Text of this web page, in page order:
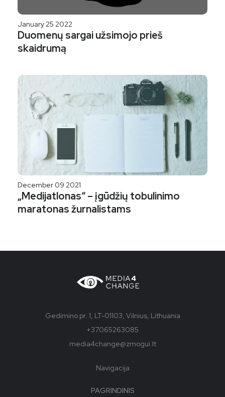
January 25 2022
Duomenų sargai užsimojo prieš
skaidrumą
December 09 2021
„Medijatlonas“ – įgūdžių tobulinimo
maratonas žurnalistams
Gedimino pr. 1, LT-01103, Vilnius, Lithuania
+37065263085
media4change@zmogui.lt
Navigacija
PAGRINDINIS